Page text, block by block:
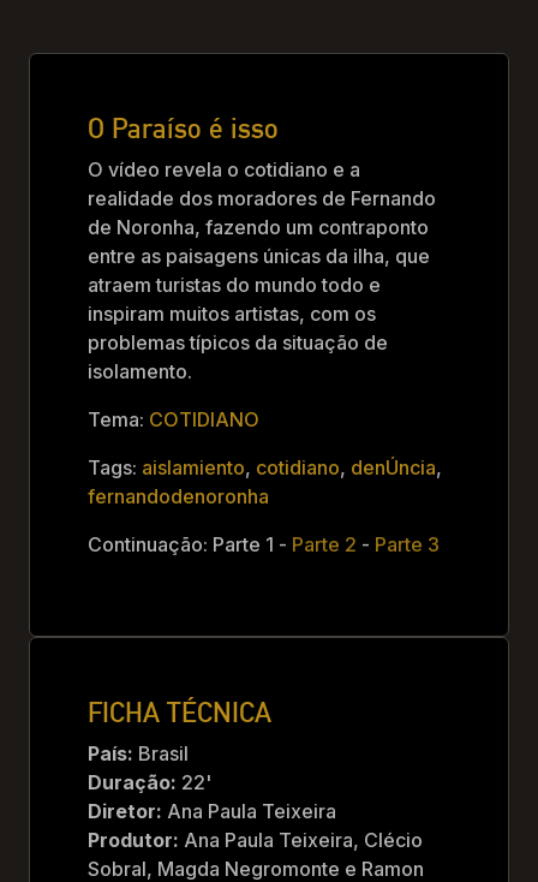
O Paraíso é isso
O vídeo revela o cotidiano e a
realidade dos moradores de Fernando
de Noronha, fazendo um contraponto
entre as paisagens únicas da ilha, que
atraem turistas do mundo todo e
inspiram muitos artistas, com os
problemas típicos da situação de
isolamento.
Tema: COTIDIANO
Tags: aislamiento, cotidiano, denÚncia,
fernandodenoronha
Continuação: Parte 1 - Parte 2 - Parte 3
FICHA TÉCNICA
País: Brasil
Duração: 22'
Diretor: Ana Paula Teixeira
Produtor: Ana Paula Teixeira, Clécio
Sobral, Magda Negromonte e Ramon